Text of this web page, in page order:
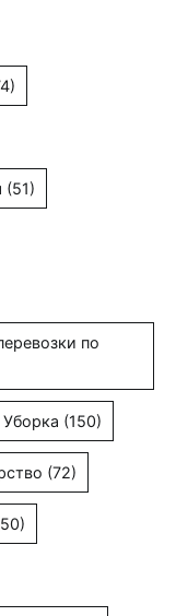
(51)
по
Уборка (150)
(72)